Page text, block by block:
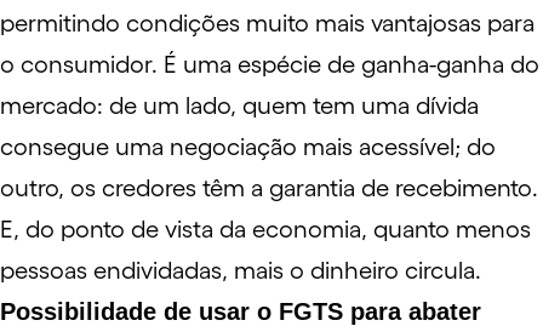
permitindo condições muito mais vantajosas para
o consumidor. É uma espécie de ganha-ganha do
mercado: de um lado, quem tem uma dívida
consegue uma negociação mais acessível; do
outro, os credores têm a garantia de recebimento.
E, do ponto de vista da economia, quanto menos
pessoas endividadas, mais o dinheiro circula.
Possibilidade de usar o FGTS para abater